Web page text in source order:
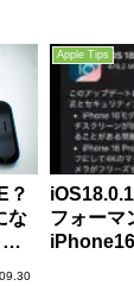
？
な
Apple Tips
フォーマ